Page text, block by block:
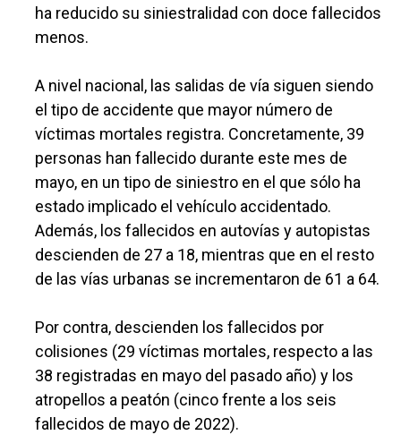
ha reducido su siniestralidad con doce fallecidos
menos.
A nivel nacional, las salidas de vía siguen siendo
el tipo de accidente que mayor número de
víctimas mortales registra. Concretamente, 39
personas han fallecido durante este mes de
mayo, en un tipo de siniestro en el que sólo ha
estado implicado el vehículo accidentado.
Además, los fallecidos en autovías y autopistas
descienden de 27 a 18, mientras que en el resto
de las vías urbanas se incrementaron de 61 a 64.
Por contra, descienden los fallecidos por
colisiones (29 víctimas mortales, respecto a las
38 registradas en mayo del pasado año) y los
atropellos a peatón (cinco frente a los seis
fallecidos de mayo de 2022).